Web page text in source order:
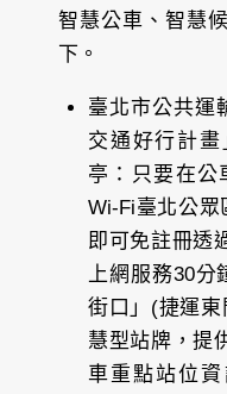
智慧公車、智慧
下。
臺北市公共運
交通好行計
亭：只要在公
Wi-Fi臺北公眾
即可免註冊透
上網服務30
街口」(捷運
慧型站牌，提
車重點站位